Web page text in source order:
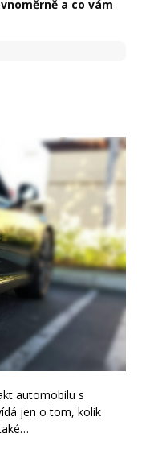
a co vám
automobilu s
jen o tom, kolik